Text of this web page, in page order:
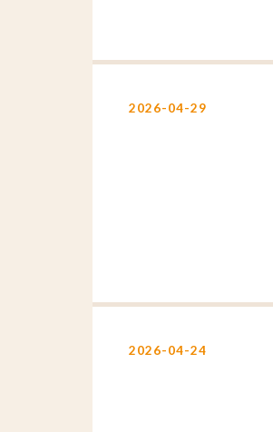
2026-04-29
2026-04-24